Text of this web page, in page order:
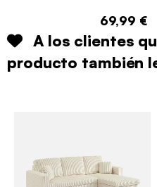
69,99 €
A los clientes
producto también